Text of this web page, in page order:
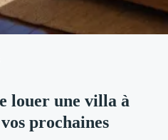
l’Île maurice :
louer une villa à
prochaines